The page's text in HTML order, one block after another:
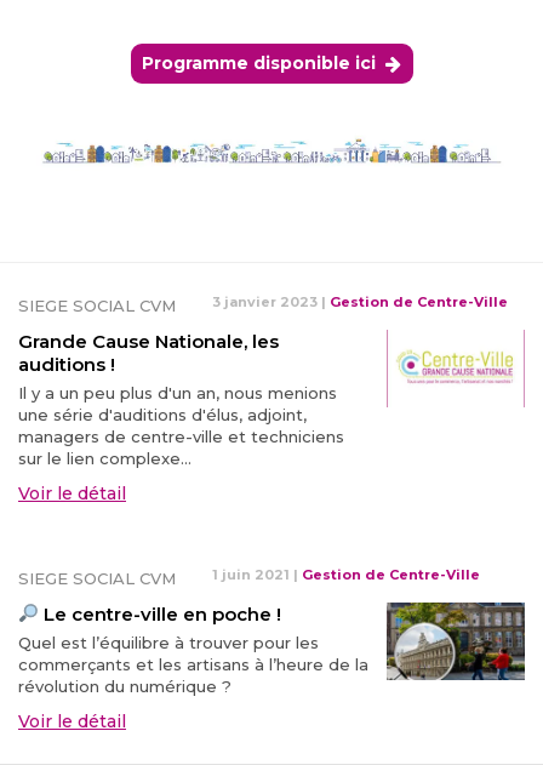
Programme disponible ici
SIEGE SOCIAL CVM 3 janvier 2023 | Gestion de Centre-Ville
Grande Cause Nationale, les
auditions !
Il y a un peu plus d'un an, nous menions
une série d'auditions d'élus, adjoint,
managers de centre-ville et techniciens
sur le lien complexe...
Voir le détail
SIEGE SOCIAL CVM 1 juin 2021 | Gestion de Centre-Ville
Le centre-ville en poche !
Quel est l’équilibre à trouver pour les
commerçants et les artisans à l’heure de la
révolution du numérique ?
Voir le détail